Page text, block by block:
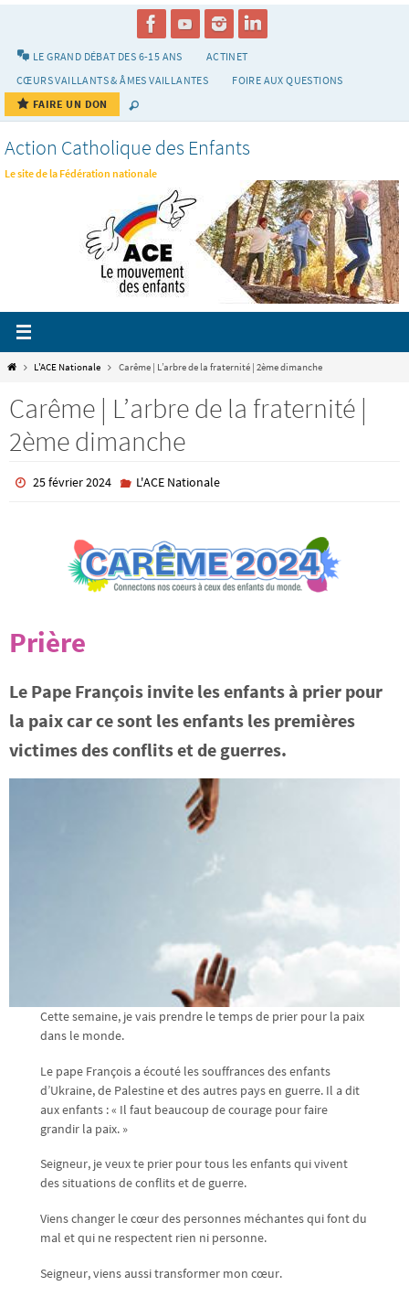
LE GRAND DÉBAT DES 6-15 ANS
ACTINET
CŒURS VAILLANTS & ÂMES VAILLANTES
FOIRE AUX QUESTIONS
FAIRE UN DON
Action Catholique des Enfants
Le site de la Fédération nationale
HomeL'ACE Nationale Carême | L’arbre de la fraternité | 2ème dimanche
Carême | L’arbre de la fraternité |
2ème dimanche
25 février 2024 L'ACE Nationale
Prière
Le Pape François invite les enfants à prier pour
la paix car ce sont les enfants les premières
victimes des conflits et de guerres.
Cette semaine, je vais prendre le temps de prier pour la paix
dans le monde.
Le pape François a écouté les souffrances des enfants
d’Ukraine, de Palestine et des autres pays en guerre. Il a dit
aux enfants : « Il faut beaucoup de courage pour faire
grandir la paix. »
Seigneur, je veux te prier pour tous les enfants qui vivent
des situations de conflits et de guerre.
Viens changer le cœur des personnes méchantes qui font du
mal et qui ne respectent rien ni personne.
Seigneur, viens aussi transformer mon cœur.